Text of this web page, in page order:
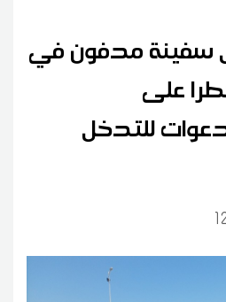
مدفون في
على
للتدخل